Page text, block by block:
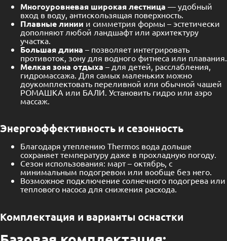
Многоуровневая широкая лестница — удобный
вход в воду, антискользящая поверхность.
Плавные линии и симметрия формы – эстетически
дополняют любой ландшафт или архитектуру
участка.
Большая длина – позволяет интегрировать
противоток, зону для водного фитнеса или плавания.
Мелкая зона отдыха – для детей, расслабления,
гидромассажа. Для самых маленьких можно
доукомплектовать переливной или обычной чашей
РОМАШКА или БАЛИ. Установить гидро или аэро
массаж.
Энергоэффективность и сезонность
Благодаря утеплению Thermos вода дольше
сохраняет температуру даже в прохладную погоду.
Сезон использования: март – октябрь, с
минимальным подогревом или вообще без него.
Возможное подключение солнечного подогрева или
теплового насоса для снижения расхода.
Комплектация и варианты оснастки